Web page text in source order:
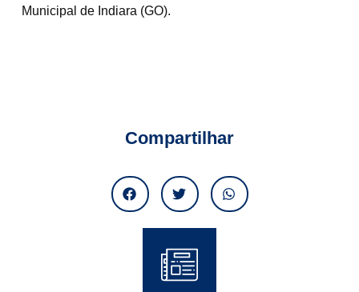
Municipal de Indiara (GO).
Compartilhar